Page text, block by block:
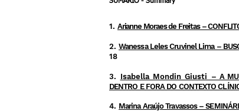
1. Arianne Moraes de Freitas –
2. Wanessa Leles Cruvinel Lima –
18
3. Isabella Mondin Giusti – A
DENTRO E FORA DO CONTEXTO
4. Marina Araújo Travassos –